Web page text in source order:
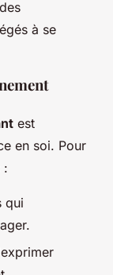
à se
est
en soi. Pour
:
qui